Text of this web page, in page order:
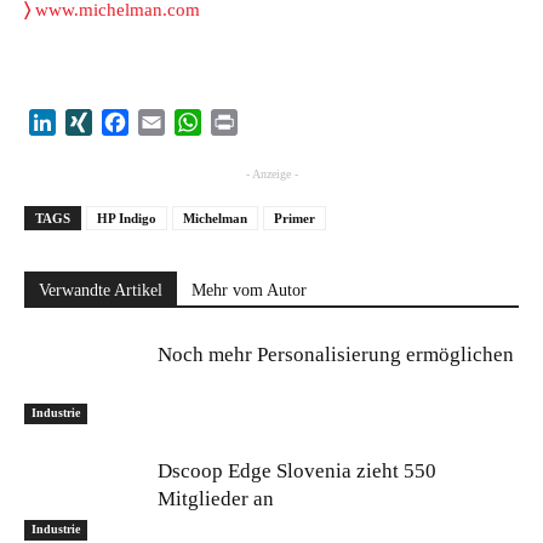
〉 www.michelman.com
LinkedIn
XING Facebook
Email WhatsApp
- Anzeige -
TAGS HP Indigo Michelman Primer
Verwandte Artikel Mehr vom Autor
Industrie
Noch mehr Personalisierung ermöglichen
Industrie
Dscoop Edge Slovenia zieht 550
Mitglieder an